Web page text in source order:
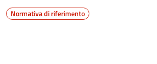
Normativa di riferimento